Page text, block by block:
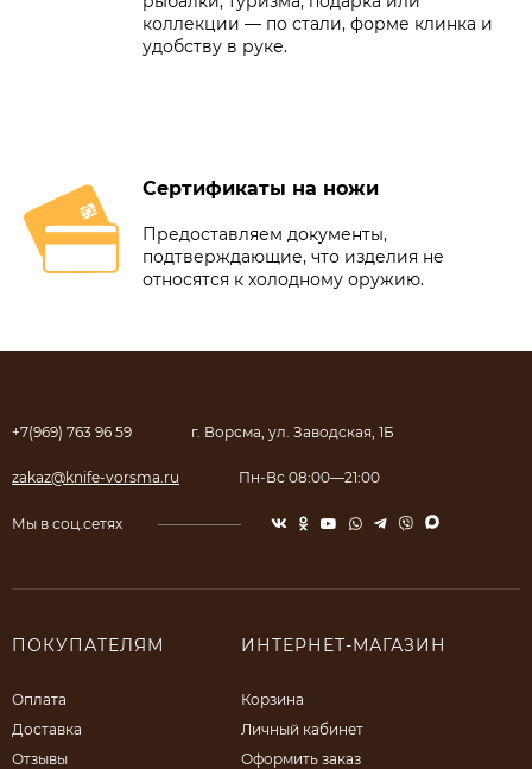
коллекции — по стали, форме клинка и
удобству в руке.
Сертификаты на ножи
Предоставляем документы,
подтверждающие, что изделия не
относятся к холодному оружию.
+7(969) 763 96 59 г. Ворсма, ул. Заводская, 1Б
zakaz@knife-vorsma.ru Пн-Вс 08:00—21:00
Мы в соц.сетях
ПОКУПАТЕЛЯМ
Оплата
Доставка
Отзывы
ИНТЕРНЕТ-МАГАЗИН
Корзина
Личный кабинет
Оформить заказ